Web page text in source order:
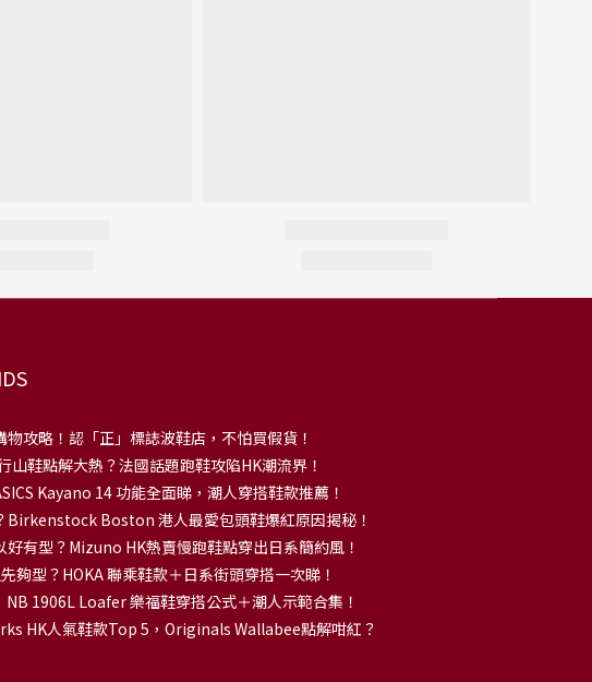
攻略！認「正」標誌波鞋店，不怕買假貨！
山鞋點解大熱？法國話題跑鞋攻陷HK潮流界！
Kayano 14 功能全面睇，潮人穿搭鞋款推薦！
Birkenstock Boston 港人最愛包頭鞋爆紅原因揭秘！
好有型？Mizuno HK熱賣慢跑鞋點穿出日系簡約風！
夠型？HOKA 聯乘鞋款＋日系街頭穿搭一次睇！
NB 1906L Loafer 樂福鞋穿搭公式＋潮人示範合集！
HK人氣鞋款Top 5，Originals Wallabee點解咁紅？